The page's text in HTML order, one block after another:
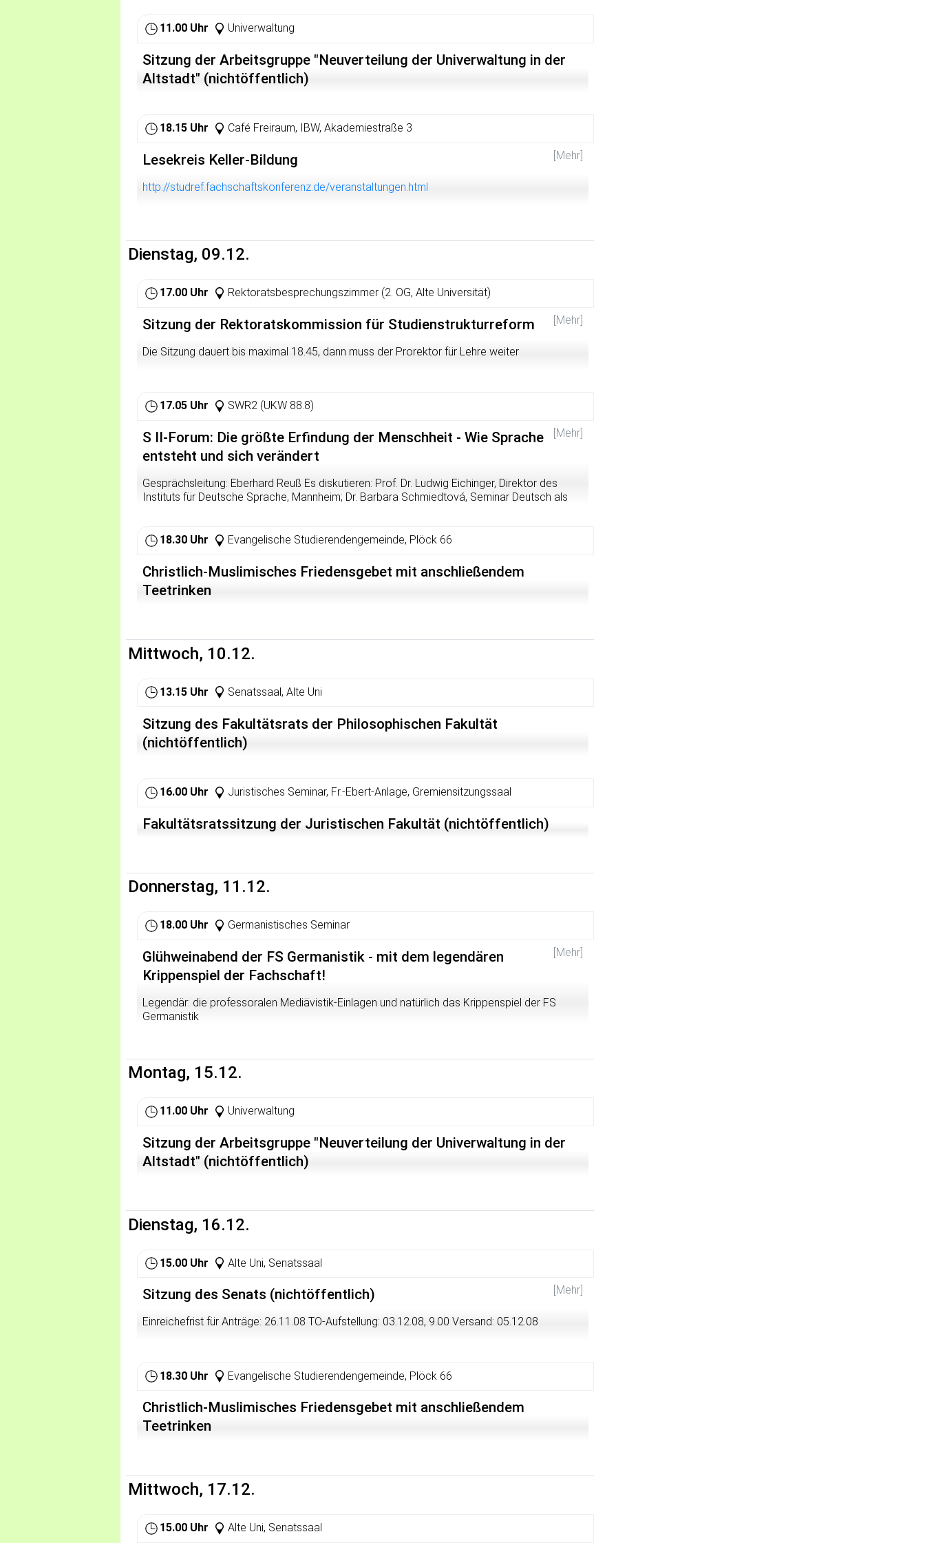
Zwischendurch: Kaffeepausen und Verpflegung
11.00 Uhr Univerwaltung
Sitzung der Arbeitsgruppe "Neuverteilung der Univerwaltung in der
Altstadt" (nichtöffentlich)
18.15 Uhr Café Freiraum, IBW, Akademiestraße 3
[Mehr]
Lesekreis Keller-Bildung
http://studref.fachschaftskonferenz.de/veranstaltungen.html
Dienstag, 09.12.
17.00 Uhr Rektoratsbesprechungszimmer (2. OG, Alte Universität)
[Mehr]
Sitzung der Rektoratskommission für Studienstrukturreform
Die Sitzung dauert bis maximal 18.45, dann muss der Prorektor für Lehre weiter
17.05 Uhr SWR2 (UKW 88.8)
[Mehr]
S II-Forum: Die größte Erfindung der Menschheit - Wie Sprache
entsteht und sich verändert
Gesprächsleitung: Eberhard Reuß Es diskutieren: Prof. Dr. Ludwig Eichinger, Direktor des
Instituts für Deutsche Sprache, Mannheim; Dr. Barbara Schmiedtová, Seminar Deutsch als
Stand am Anfang der Urschrei - wie Johann Gottfried Herder vermutete? Oder wucherte
einfach das Hirn der ersten Hominiden mitsamt den Artikulationsorganen? Eine "Erfindung"
mag Sprache also gar nicht gewesen sein - aber sie ist die wichtigste menschliche
Errungenschaft. Grundlage von Kommunikation und menschlicher Gesellschaft. Wie
deutsche Sprache schützen und gar "Deutsch als Sprache in Deutschland" im Grundgesetz
verankern?
18.30 Uhr Evangelische Studierendengemeinde, Plöck 66
Christlich-Muslimisches Friedensgebet mit anschließendem
Teetrinken
Mittwoch, 10.12.
13.15 Uhr Senatssaal, Alte Uni
Sitzung des Fakultätsrats der Philosophischen Fakultät
(nichtöffentlich)
16.00 Uhr Juristisches Seminar, Fr.-Ebert-Anlage, Gremiensitzungssaal
Fakultätsratssitzung der Juristischen Fakultät (nichtöffentlich)
Donnerstag, 11.12.
18.00 Uhr Germanistisches Seminar
[Mehr]
Glühweinabend der FS Germanistik - mit dem legendären
Krippenspiel der Fachschaft!
Legendär: die professoralen Mediävistik-Einlagen und natürlich das Krippenspiel der FS
Germanistik
Montag, 15.12.
11.00 Uhr Univerwaltung
Sitzung der Arbeitsgruppe "Neuverteilung der Univerwaltung in der
Altstadt" (nichtöffentlich)
Dienstag, 16.12.
15.00 Uhr Alte Uni, Senatssaal
[Mehr]
Sitzung des Senats (nichtöffentlich)
Einreichefrist für Anträge: 26.11.08 TO-Aufstellung: 03.12.08, 9.00 Versand: 05.12.08
18.30 Uhr Evangelische Studierendengemeinde, Plöck 66
Christlich-Muslimisches Friedensgebet mit anschließendem
Teetrinken
Mittwoch, 17.12.
15.00 Uhr Alte Uni, Senatssaal